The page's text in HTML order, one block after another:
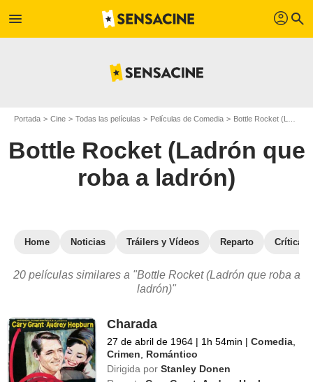
menu profil search
Portada Cine Todas las películas Películas de Comedia Bottle Rocket (Ladrón que roba a ladrón)
Bottle Rocket (Ladrón que
roba a ladrón)
Home Noticias Tráilers y Vídeos Reparto Crítica
20 películas similares a "Bottle Rocket (Ladrón que roba a
ladrón)"
Charada
27 de abril de 1964 | 1h 54min | Comedia
Crimen
Romántico
Dirigida por Stanley Donen